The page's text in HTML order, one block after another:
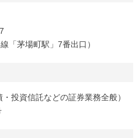
「茅場町駅」7番出口）
投資信託などの証券業務全般）